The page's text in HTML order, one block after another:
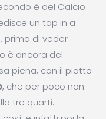
è del Calcio
un tap in a
prima di veder
è ancora del
piena, con il piatto
, che per poco non
tre quarti.